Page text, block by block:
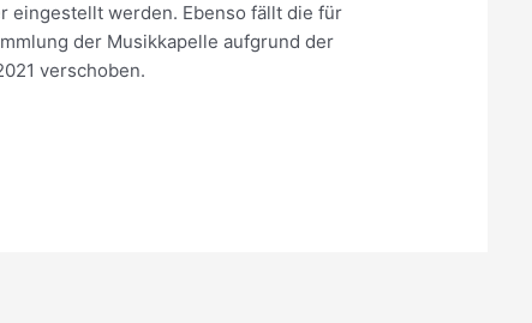
eingestellt werden. Ebenso fällt die für
der Musikkapelle aufgrund der
verschoben.